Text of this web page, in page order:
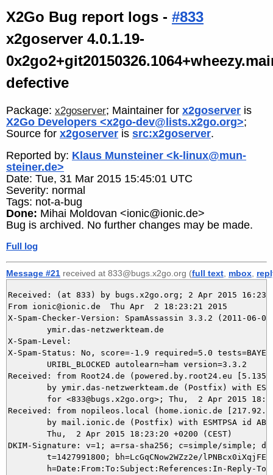
X2Go Bug report logs - #833
x2goserver 4.0.1.19-
defective
Package: x2goserver; Maintainer for x2goserver is
X2Go Developers <x2go-dev@lists.x2go.org>;
Source for x2goserver is src:x2goserver.
Reported by: Klaus Munsteiner <k-linux@mun-
steiner.de>
Date: Tue, 31 Mar 2015 15:45:01 UTC
Severity: normal
Tags: not-a-bug
Done: Mihai Moldovan <ionic@ionic.de>
Bug is archived. No further changes may be made.
Full log
Message #21 received at 833@bugs.x2go.org (full text mbox
Received: (at 833) by bugs.x2go.org; 2 Apr 2015
From ionic@ionic.de  Thu Apr  2 18:23:21 2015
X-Spam-Checker-Version: SpamAssassin 3.3.2 (2011-06-
X-Spam-Level:
X-Spam-Status: No, score=-1.9 required=5.0
Received: from Root24.de (powered.by.root24.eu
Received: from nopileos.local (home.ionic.de
DKIM-Signature: v=1; a=rsa-sha256; c=simple/simple;